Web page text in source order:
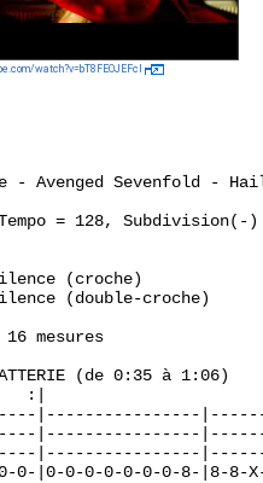
watch?v=bT8FEOJEFcI
- Avenged Sevenfold -
= 128, Subdivision(-
(croche)
(double-croche)
16 mesures
(de 0:35 à 1:06)
:|
|----------------
|----------------
|----------------
0-|0-0-0-0-0-0-0-8-|8-8-